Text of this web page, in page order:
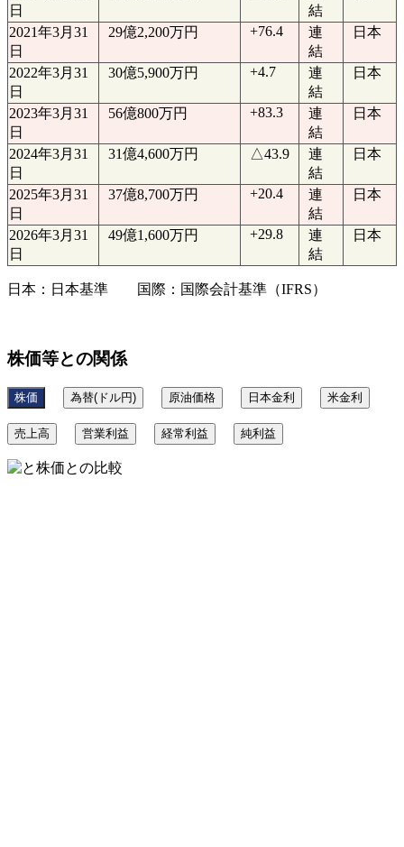
日
結
2021年3月31
日
29億2,200万円 +76.4
連
結
日本
2022年3月31
日
30億5,900万円 +4.7
連
結
日本
2023年3月31
日
56億800万円 +83.3
連
結
日本
2024年3月31
日
31億4,600万円 △43.9
連
結
日本
2025年3月31
日
37億8,700万円 +20.4
連
結
日本
2026年3月31
日
49億1,600万円 +29.8
連
結
日本
日本：日本基準 国際：国際会計基準（IFRS）
株価等との関係
株価 為替(ドル円) 原油価格 日本金利 米金利
売上高 営業利益 経常利益 純利益